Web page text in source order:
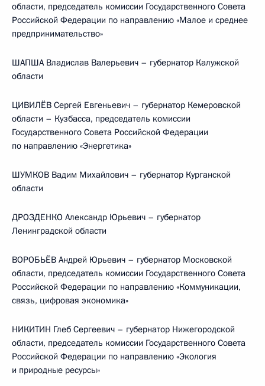
области, председатель комиссии Государственного Совета
Российской Федерации по направлению «Малое и среднее
предпринимательство»
ШАПША Владислав Валерьевич – губернатор Калужской
области
ЦИВИЛЁВ Сергей Евгеньевич – губернатор Кемеровской
области – Кузбасса, председатель комиссии
Государственного Совета Российской Федерации
по направлению «Энергетика»
ШУМКОВ Вадим Михайлович – губернатор Курганской
области
ДРОЗДЕНКО Александр Юрьевич – губернатор
Ленинградской области
ВОРОБЬЁВ Андрей Юрьевич – губернатор Московской
области, председатель комиссии Государственного Совета
Российской Федерации по направлению «Коммуникации,
связь, цифровая экономика»
НИКИТИН Глеб Сергеевич – губернатор Нижегородской
области, председатель комиссии Государственного Совета
Российской Федерации по направлению «Экология
и природные ресурсы»